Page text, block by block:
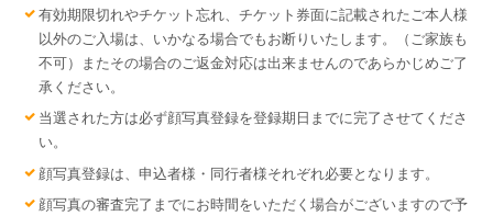
有効期限切れやチケット忘れ、チケット券面に記載されたご本人様
以外のご入場は、いかなる場合でもお断りいたします。（ご家族も
不可）またその場合のご返金対応は出来ませんのであらかじめご了
承ください。
当選された方は必ず顔写真登録を登録期日までに完了させてくださ
い。
顔写真登録は、申込者様・同行者様それぞれ必要となります。
顔写真の審査完了までにお時間をいただく場合がございますので予